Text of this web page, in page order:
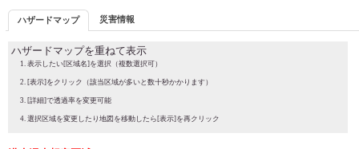
ハザードマップ 災害情報
ハザードマップを重ねて表示
表示したい[区域名]を選択（複数選択可）
[表示]をクリック（該当区域が多いと数十秒かかります）
[詳細]で透過率を変更可能
選択区域を変更したり地図を移動したら[表示]を再クリック